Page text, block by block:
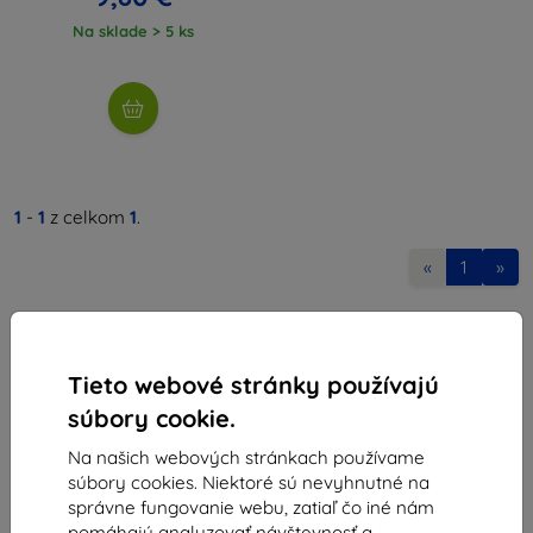
Tieto webové stránky používajú
súbory cookie.
Na našich webových stránkach používame
súbory cookies. Niektoré sú nevyhnutné na
správne fungovanie webu, zatiaľ čo iné nám
Na sklade > 5 ks
1 - 1 z celkom 1.
« 1 »
Shield-Sk s.r.o.
Ulica Rudolfa Mocka 3750/2A
841 04 Bratislava